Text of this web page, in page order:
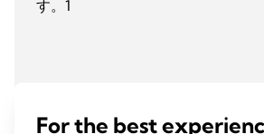
す。1
For the best